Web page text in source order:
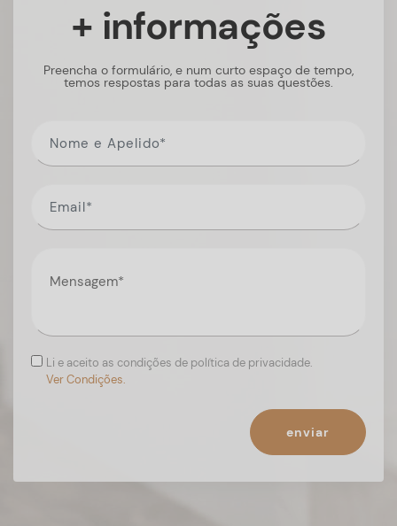
+ informações
Preencha o formulário, e num curto espaço de tempo,
temos respostas para todas as suas questões.
Li e aceito as condições de política de privacidade.
Ver Condições.
enviar